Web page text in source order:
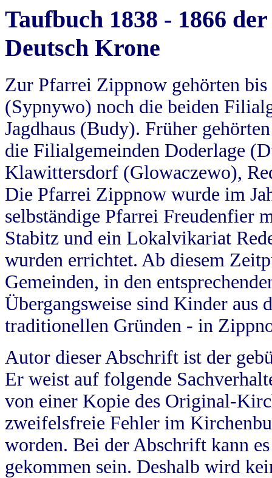
Taufbuch 1838 - 1866
Deutsch Krone
Zur Pfarrei Zippnow gehörten
(Sypnywo) noch die beiden
Jagdhaus (Budy). Früher
die Filialgemeinden Doderlage
Klawittersdorf (Glowaczewo),
Die Pfarrei Zippnow wurde im
selbständige Pfarrei Freudenfier
Stabitz und ein Lokalvikariat
wurden errichtet. Ab diesem
Gemeinden, in den
Übergangsweise sind Kinder aus
traditionellen Gründen - in
Autor dieser Abschrift ist der
Er weist auf folgende
von einer Kopie des Original-
zweifelsfreie Fehler im
worden. Bei der Abschrift kann
gekommen sein. Deshalb wird